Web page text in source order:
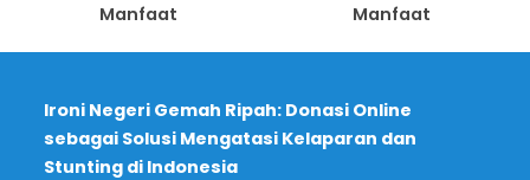
Manfaat
Manfaat
Ironi Negeri Gemah Ripah: Donasi Online
sebagai Solusi Mengatasi Kelaparan dan
Stunting di Indonesia